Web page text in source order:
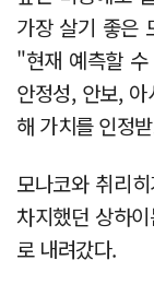
가장 살기 좋은
"현재 예측할
안정성, 안보,
해 가치를 인정
모나코와 취리
차지했던 상하
로 내려갔다.